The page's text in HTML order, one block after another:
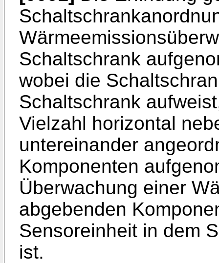
Schaltschrank
wobei die
Schaltschrank
Vielzahl horizontal
untereinander
Komponenten
Überwachung einer
abgebenden
Sensoreinheit in dem
ist.